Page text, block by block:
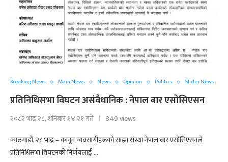
Breaking News Main News News Opinion Politics Slider News
प्रतिनिधिसभा विघटन असंवैधानिक : नेपाल बार एसोसिएसन
२०८२ भाद्र २८, शनिबार १४:२१ गते
849 views
काठमाडौं, २८ भाद्र – कानून व्यवसायीहरूको साझा संस्था नेपाल बार एसोसिएसनले
प्रतिनिधिसभा विघटनको निर्णयलाई …